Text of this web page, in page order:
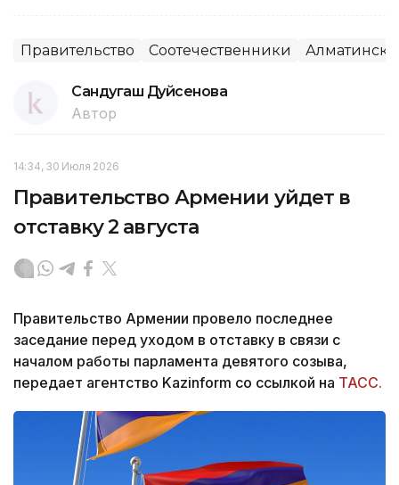
Правительство Соотечественники
Сандугаш Дуйсенова
Автор
14:34, 30 Июля 2026
Правительство Армении уйдет в
отставку 2 августа
Правительство Армении провело последнее
заседание перед уходом в отставку в связи с
началом работы парламента девятого созыва,
передает агентство Kazinform со ссылкой на ТАСС.